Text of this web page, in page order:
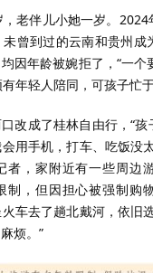
老伴儿小她一岁。
曾到过的云南和贵州成
因年龄被婉拒了，“一
年轻人陪同，可孩子忙
改成了桂林自由行，“
用手机，打车、吃饭没
者，家附近有一些周边
制，但因担心被强制购
车去了趟北戴河，依旧
烦。”